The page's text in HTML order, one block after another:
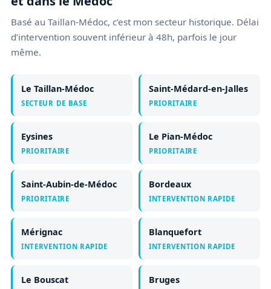
Basé au Taillan-Médoc, c’est mon secteur historique. Délai
d’intervention souvent inférieur à 48h, parfois le jour
même.
Le Taillan-Médoc
SECTEUR DE BASE
Saint-Médard-en-Jalles
PRIORITAIRE
Eysines
PRIORITAIRE
Le Pian-Médoc
PRIORITAIRE
Saint-Aubin-de-Médoc
PRIORITAIRE
Bordeaux
INTERVENTION RAPIDE
Mérignac
INTERVENTION RAPIDE
Blanquefort
INTERVENTION RAPIDE
Le Bouscat Bruges